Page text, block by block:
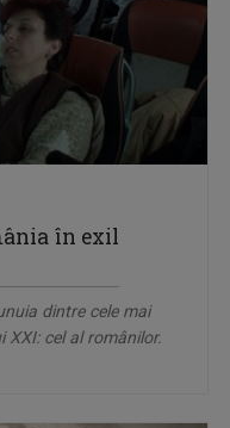
în exil
dintre cele mai
XXI: cel al românilor.